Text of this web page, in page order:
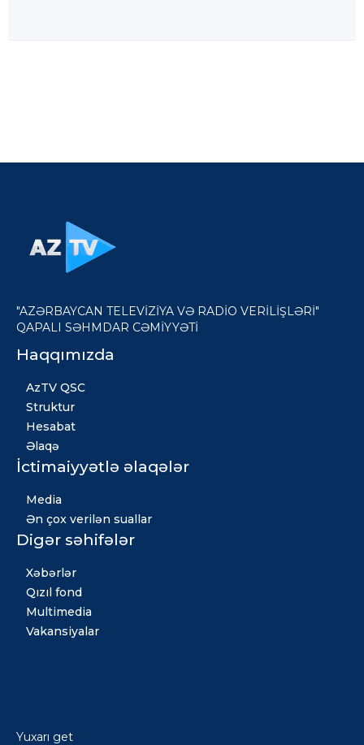
"AZƏRBAYCAN TELEVİZİYA VƏ RADİO VERİLİŞLƏRİ"
QAPALI SƏHMDAR CƏMİYYƏTİ
Haqqımızda
AzTV QSC
Struktur
Hesabat
Əlaqə
İctimaiyyətlə əlaqələr
Media
Ən çox verilən suallar
Digər səhifələr
Xəbərlər
Qızıl fond
Multimedia
Vakansiyalar
Yuxarı get